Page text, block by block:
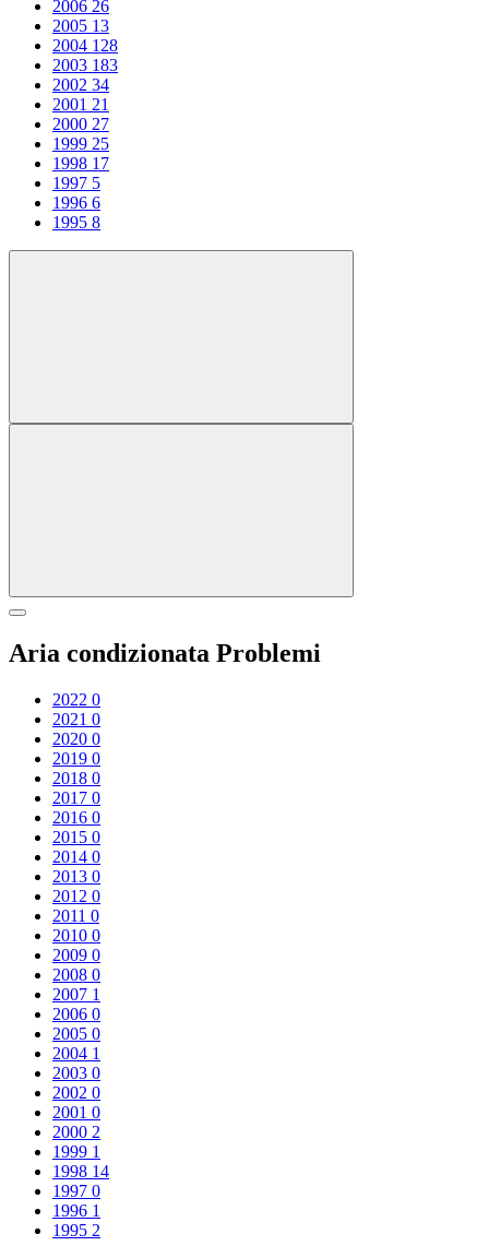
2006 26
2005 13
2004 128
2003 183
2002 34
2001 21
2000 27
1999 25
1998 17
1997 5
1996 6
1995 8
Aria condizionata Problemi
2022 0
2021 0
2020 0
2019 0
2018 0
2017 0
2016 0
2015 0
2014 0
2013 0
2012 0
2011 0
2010 0
2009 0
2008 0
2007 1
2006 0
2005 0
2004 1
2003 0
2002 0
2001 0
2000 2
1999 1
1998 14
1997 0
1996 1
1995 2